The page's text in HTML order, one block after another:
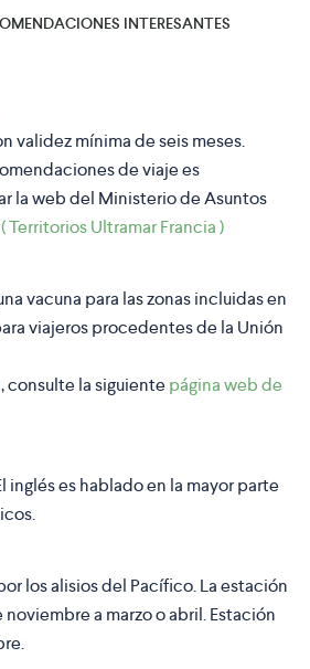
INTERESANTES
validez mínima de seis meses.
de viaje es
la web del Ministerio de Asuntos
( Territorios Ultramar Francia )
vacuna para las zonas incluidas en
viajeros procedentes de la Unión
consulte la siguiente página web de
inglés es hablado en la mayor parte
los alisios del Pacífico. La estación
a marzo o abril. Estación